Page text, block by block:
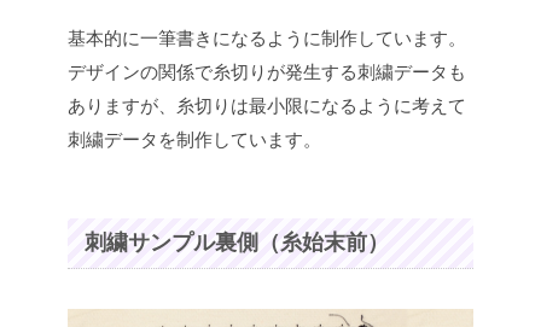
基本的に一筆書きになるように制作しています。
デザインの関係で糸切りが発生する刺繍データも
ありますが、糸切りは最小限になるように考えて
刺繍データを制作しています。
刺繍サンプル裏側（糸始末前）